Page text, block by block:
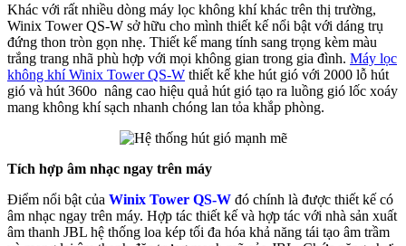
Khác với rất nhiều dòng máy lọc không khí khác trên thị trường,
Winix Tower QS-W sở hữu cho mình thiết kế nổi bật với dáng trụ
đứng thon tròn gọn nhẹ. Thiết kế mang tính sang trọng kèm màu
trắng trang nhã phù hợp với mọi không gian trong gia đình. Máy lọc
không khí Winix Tower QS-W thiết kế khe hút gió với 2000 lỗ hút
gió và hút 360o nâng cao hiệu quả hút gió tạo ra luồng gió lốc xoáy
mang không khí sạch nhanh chóng lan tỏa khắp phòng.
Tích hợp âm nhạc ngay trên máy
Điểm nổi bật của Winix Tower QS-W đó chính là được thiết kế có
âm nhạc ngay trên máy. Hợp tác thiết kế và hợp tác với nhà sản xuất
âm thanh JBL hệ thống loa kép tối đa hóa khả năng tái tạo âm trầm